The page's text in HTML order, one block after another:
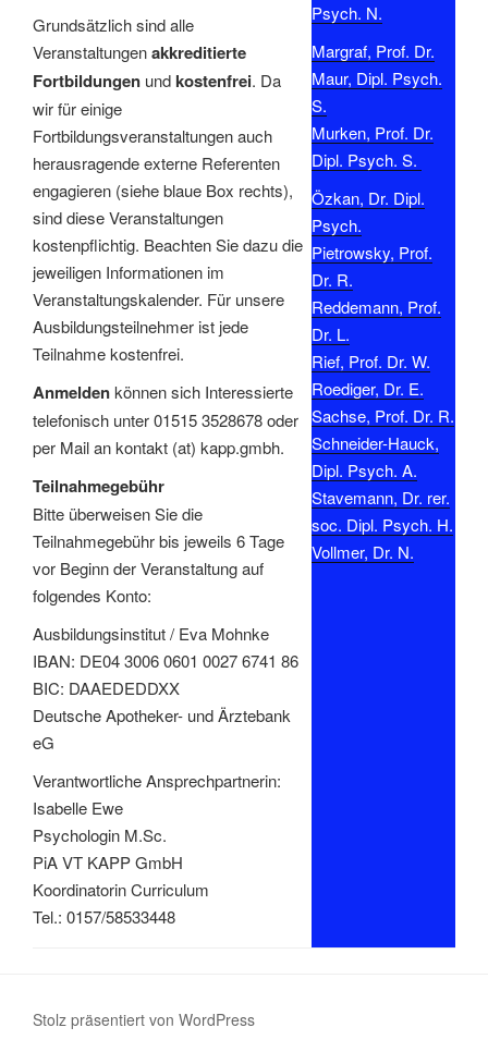
Grundsätzlich sind alle
Veranstaltungenakkreditierte
Fortbildungen undkostenfrei. Da
wir für einige
Fortbildungsveranstaltungen auch
herausragende externe Referenten
engagieren (siehe blaue Box rechts),
sind diese Veranstaltungen
kostenpflichtig. Beachten Sie dazu die
jeweiligen Informationen im
Veranstaltungskalender. Für unsere
Ausbildungsteilnehmer ist jede
Teilnahme kostenfrei.
Anmeldenkönnen sich Interessierte
telefonisch unter 01515 3528678 oder
per Mail an kontakt (at) kapp.gmbh.
Teilnahmegebühr
Bitte überweisen Sie die
Teilnahmegebühr bis jeweils 6 Tage
vor Beginn der Veranstaltung auf
folgendes Konto:
Ausbildungsinstitut / Eva Mohnke
IBAN: DE04 3006 0601 0027 6741 86
BIC: DAAEDEDDXX
Deutsche Apotheker- und Ärztebank
eG
Verantwortliche Ansprechpartnerin:
Isabelle Ewe
Psychologin M.Sc.
PiA VT KAPP GmbH
Koordinatorin Curriculum
Tel.: 0157/58533448
Psych. N.
Margraf, Prof. Dr.
Maur, Dipl. Psych.
S.
Murken, Prof. Dr.
Dipl. Psych. S.
Özkan, Dr. Dipl.
Psych.
Pietrowsky, Prof.
Dr. R.
Reddemann, Prof.
Dr. L.
Rief, Prof. Dr. W.
Roediger, Dr. E.
Sachse, Prof. Dr. R.
Schneider-Hauck,
Dipl. Psych. A.
Stavemann, Dr. rer.
soc. Dipl. Psych. H.
Vollmer, Dr. N.
Stolz präsentiert von WordPress